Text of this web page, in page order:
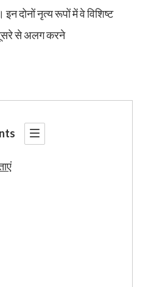
इन दोनों नृत्य रूपों में वे विशिष्ट
दूसरे से अलग करने